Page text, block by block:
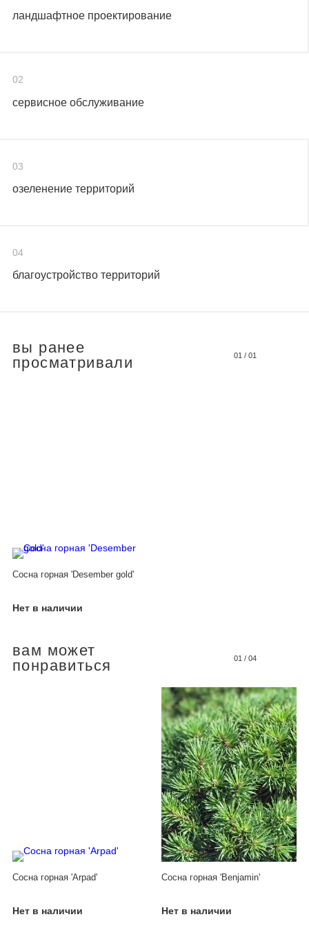
ландшафтное проектирование
02
сервисное обслуживание
03
озеленение территорий
04
благоустройство территорий
вы ранее
просматривали
01 / 01
Сосна горная 'Desember gold'
Нет в наличии
вам может
понравиться
01 / 04
Сосна горная 'Arpad'
Нет в наличии
Сосна горная 'Benjamin'
Нет в наличии